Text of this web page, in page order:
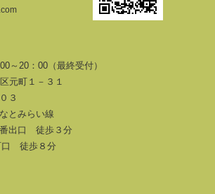
～20：00（最終受付）
元町１－３１
３
とみらい線
出口 徒歩３分
徒歩８分